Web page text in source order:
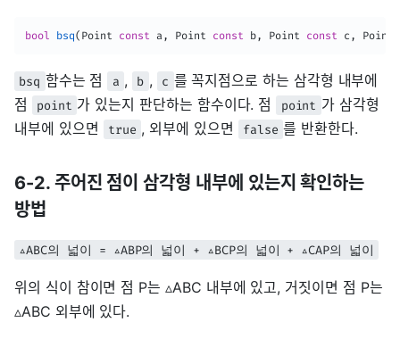
bool bsq( Point const a , Point const b, Point const c , Point
bsq 함수는 점 a , b , c 를 꼭지점으로 하는 삼각형 내부에
점
point 가 있는지 판단하는 함수이다. 점 point 가 삼각형
내부에 있으면
true , 외부에 있으면 false 를 반환한다.
6-2. 주어진 점이 삼각형 내부에 있는지 확인하는
방법
▵ABC의 넓이 = ▵ABP의 넓이 + ▵BCP의 넓이 + ▵CAP의 넓이
위의 식이 참이면 점 P는 ▵ABC 내부에 있고, 거짓이면 점 P는
▵ABC 외부에 있다.